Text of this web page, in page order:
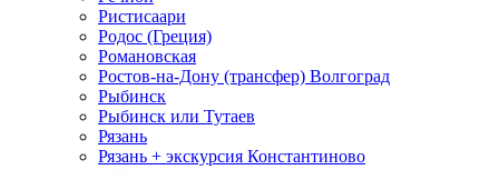
Ристисаари
Родос (Греция)
Романовская
Ростов-на-Дону (трансфер) Волгоград
Рыбинск
Рыбинск или Тутаев
Рязань
Рязань + экскурсия Константиново